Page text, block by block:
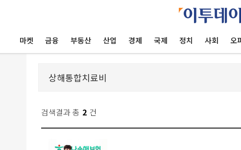
마켓 금융 부동산 산업 경제 국제 정치 사회 오
검색결과 총 2 건